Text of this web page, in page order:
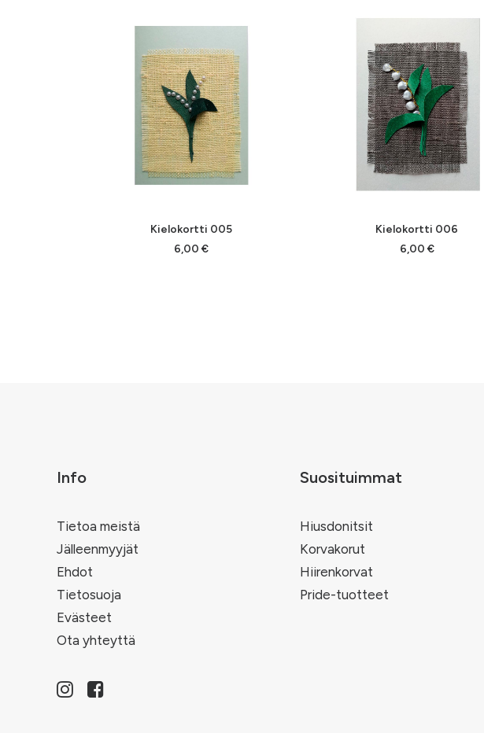
LISÄÄ OSTOSKORIIN
Kielokortti 005
6,00 €
LISÄÄ OSTOSKORIIN
Kielokortti 006
6,00 €
Info
Tietoa meistä
Jälleenmyyjät
Ehdot
Tietosuoja
Evästeet
Ota yhteyttä
Suosituimmat
Hiusdonitsit
Korvakorut
Hiirenkorvat
Pride-tuotteet